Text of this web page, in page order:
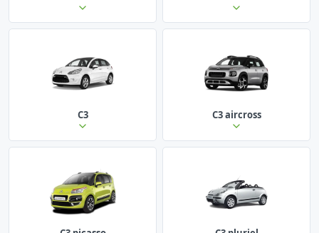
C3 C3 aircross